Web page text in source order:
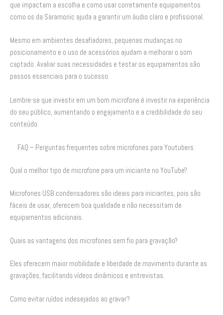
que impactam a escolha e como usar corretamente equipamentos
como os da Saramonic ajuda a garantir um áudio claro e profissional.
Mesmo em ambientes desafiadores, pequenas mudanças no
posicionamento e o uso de acessórios ajudam a melhorar o som
captado. Avaliar suas necessidades e testar os equipamentos são
passos essenciais para o sucesso.
Lembre-se que investir em um bom microfone é investir na experiência
do seu público, aumentando o engajamento e a credibilidade do seu
conteúdo.
FAQ – Perguntas frequentes sobre microfones para Youtubers
Qual o melhor tipo de microfone para um iniciante no YouTube?
Microfones USB condensadores são ideais para iniciantes, pois são
fáceis de usar, oferecem boa qualidade e não necessitam de
equipamentos adicionais.
Quais as vantagens dos microfones sem fio para gravação?
Eles oferecem maior mobilidade e liberdade de movimento durante as
gravações, facilitando vídeos dinâmicos e entrevistas.
Como evitar ruídos indesejados ao gravar?